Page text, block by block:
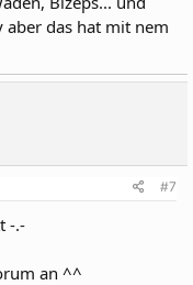
aber das hat mit nem
#7
-.-
an ^^